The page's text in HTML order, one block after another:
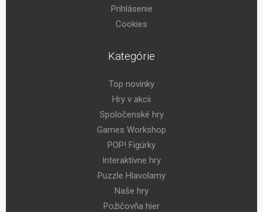
Prihlásenie
Cookies
Kategórie
Top novinky
Hry v akcii
Spoločenské hry
Games Workshop
POP! Figúrky
Interaktívne hry
Puzzle Hlavolamy
Naše hry
Požičovňa hier